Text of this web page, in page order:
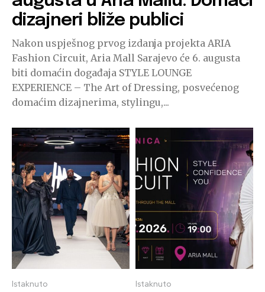
dizajneri bliže publici
Nakon uspješnog prvog izdanja projekta ARIA
Fashion Circuit, Aria Mall Sarajevo će 6. augusta
biti domaćin događaja STYLE LOUNGE
EXPERIENCE – The Art of Dressing, posvećenog
domaćim dizajnerima, stylingu,...
Istaknuto Istaknuto